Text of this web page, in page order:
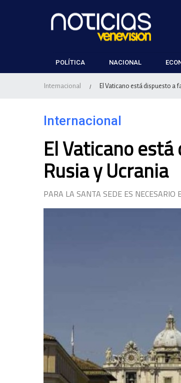
POLÍTICA NACIONAL
Internacional / El Vaticano está dispuesto a
Internacional
El Vaticano
Rusia y Ucrania
PARA LA SANTA SEDE ES NECESARIO